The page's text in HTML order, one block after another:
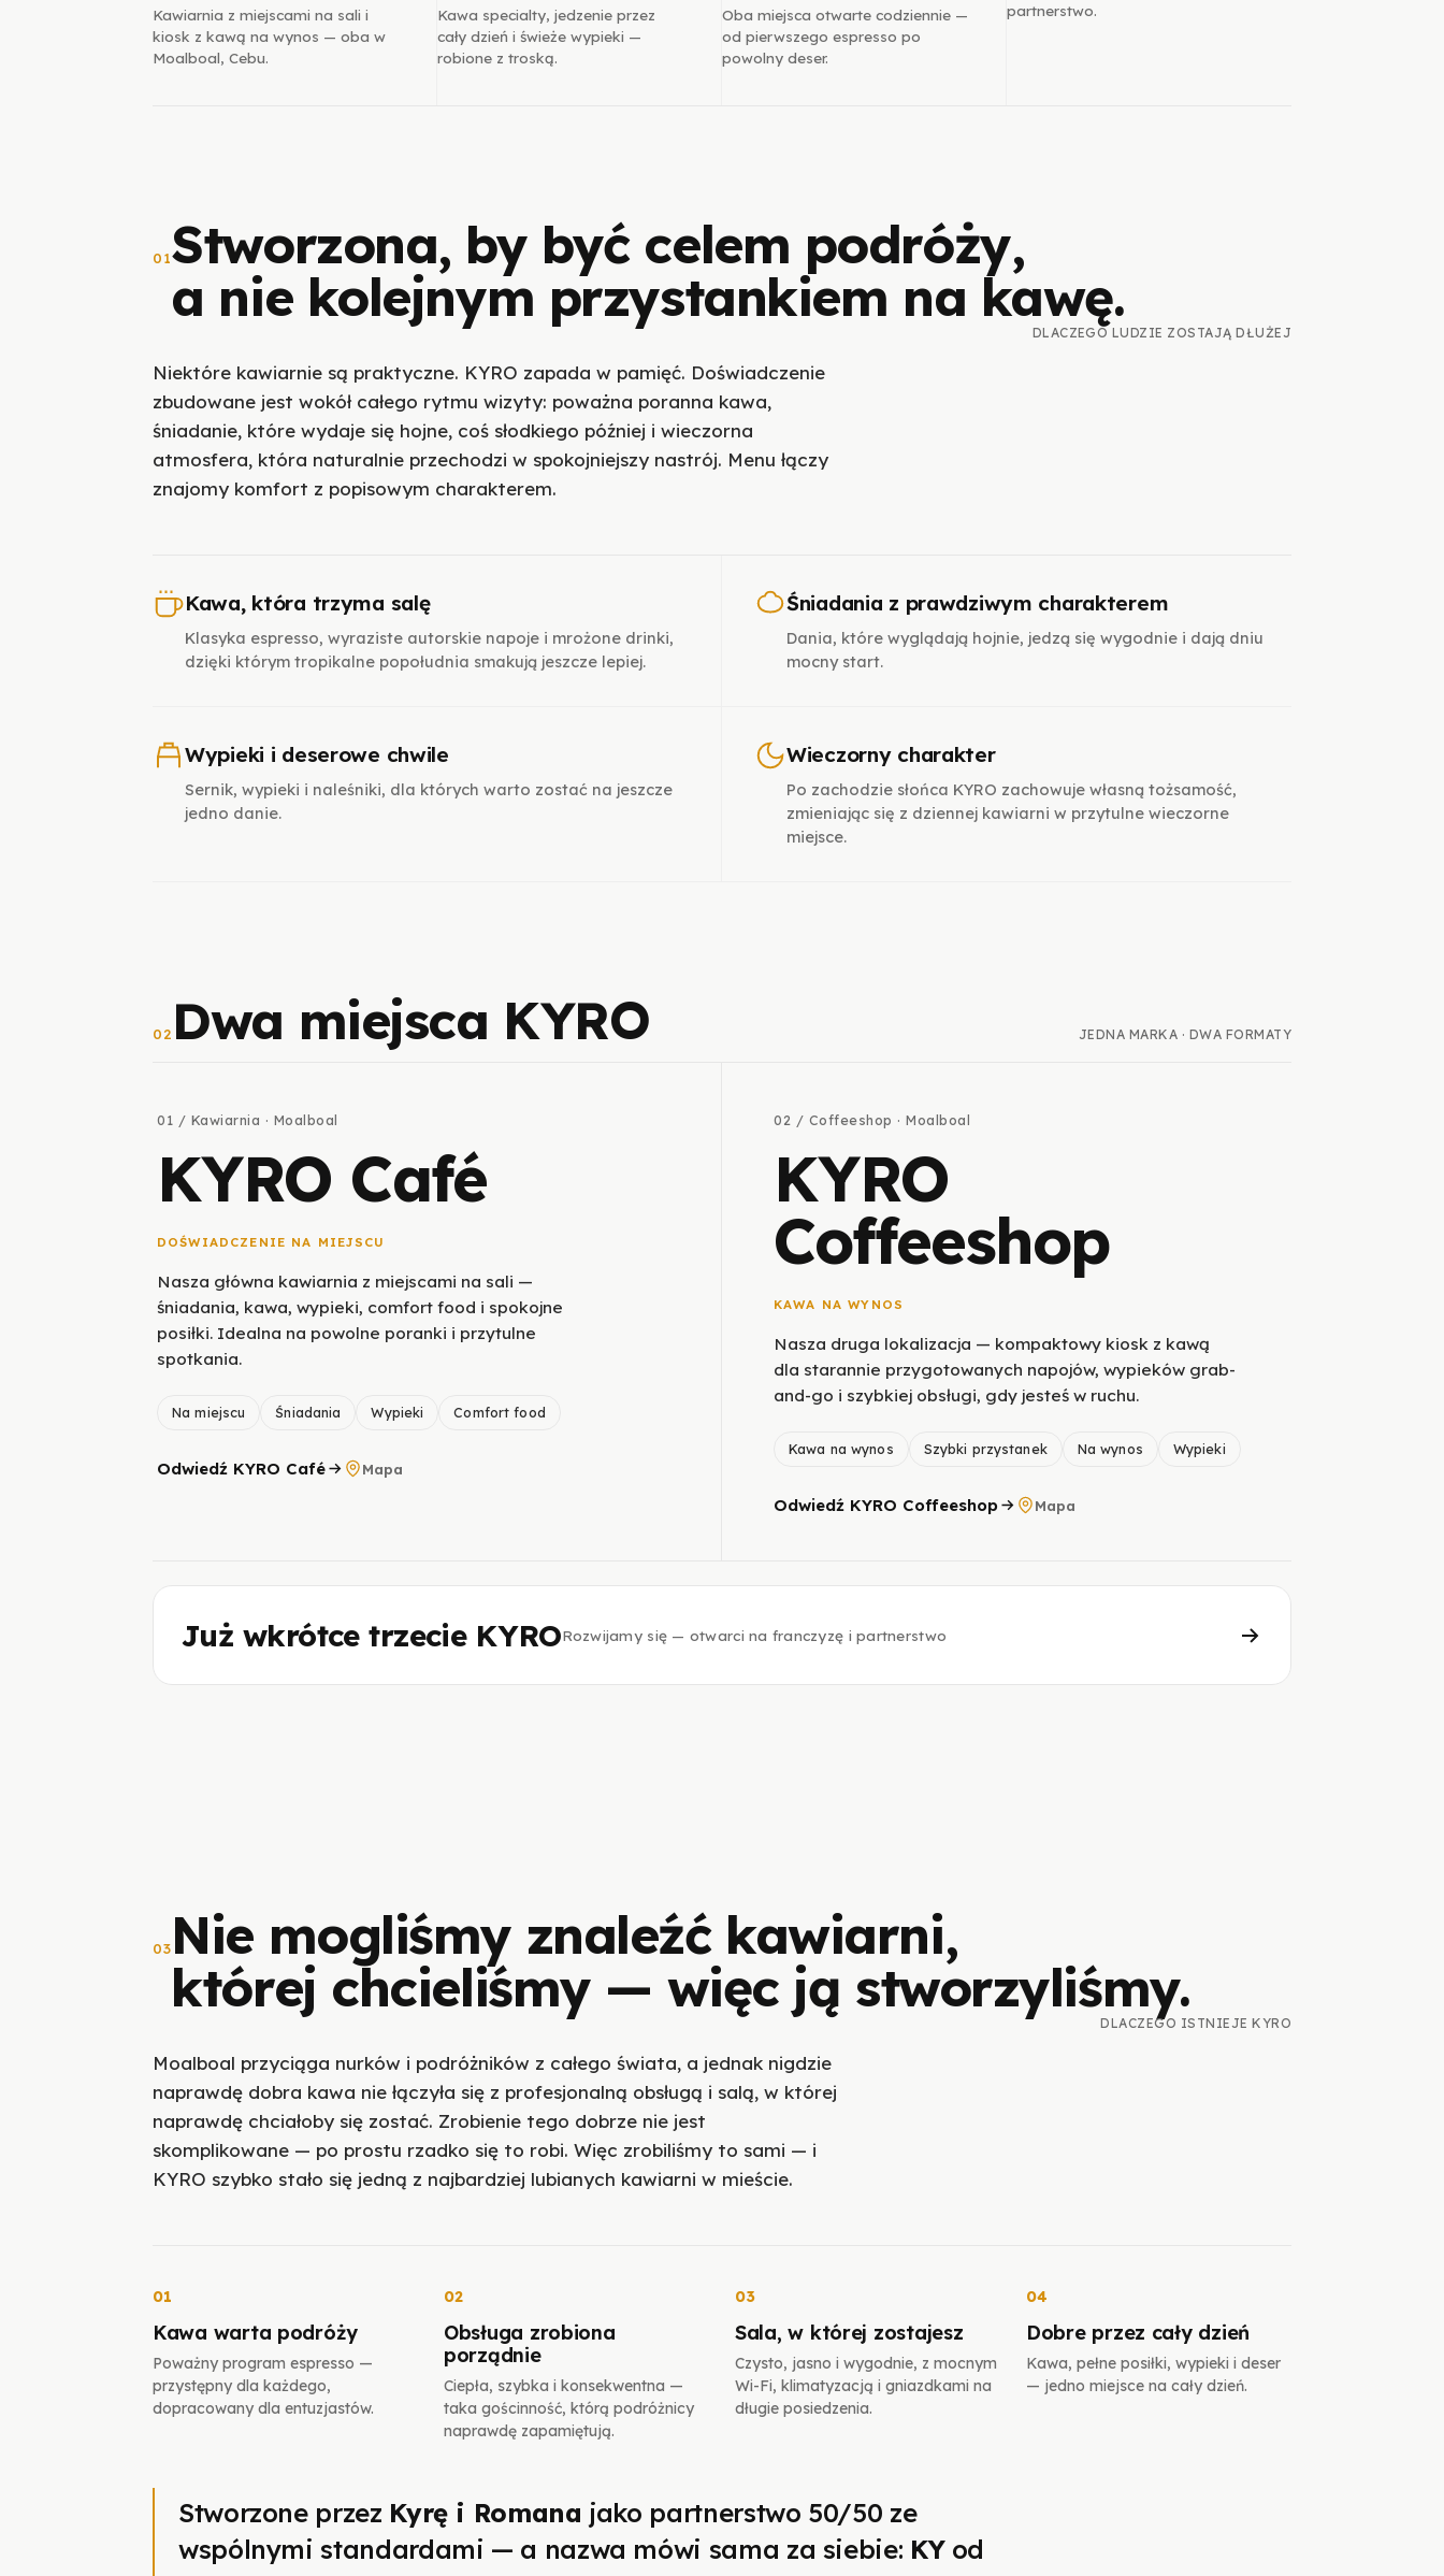
Kawiarnia z miejscami na sali i
kiosk z kawą na wynos — oba w
Moalboal, Cebu.
Kawa specialty, jedzenie przez
cały dzień i świeże wypieki —
robione z troską.
Oba miejsca otwarte codziennie —
od pierwszego espresso po
powolny deser.
partnerstwo.
01Stworzona, by być celem podróży,
a nie kolejnym przystankiem na kawę.
DLACZEGO LUDZIE ZOSTAJĄ DŁUŻEJ
Niektóre kawiarnie są praktyczne. KYRO zapada w pamięć. Doświadczenie
zbudowane jest wokół całego rytmu wizyty: poważna poranna kawa,
śniadanie, które wydaje się hojne, coś słodkiego później i wieczorna
atmosfera, która naturalnie przechodzi w spokojniejszy nastrój. Menu łączy
znajomy komfort z popisowym charakterem.
Kawa, która trzyma salę
Klasyka espresso, wyraziste autorskie napoje i mrożone drinki,
dzięki którym tropikalne popołudnia smakują jeszcze lepiej.
Śniadania z prawdziwym charakterem
Dania, które wyglądają hojnie, jedzą się wygodnie i dają dniu
mocny start.
Wypieki i deserowe chwile
Sernik, wypieki i naleśniki, dla których warto zostać na jeszcze
jedno danie.
Wieczorny charakter
Po zachodzie słońca KYRO zachowuje własną tożsamość,
zmieniając się z dziennej kawiarni w przytulne wieczorne
miejsce.
02 Dwa miejsca KYRO JEDNA MARKA · DWA FORMATY
01 / Kawiarnia · Moalboal
KYRO Café
DOŚWIADCZENIE NA MIEJSCU
Nasza główna kawiarnia z miejscami na sali —
śniadania, kawa, wypieki, comfort food i spokojne
posiłki. Idealna na powolne poranki i przytulne
spotkania.
Na miejscu Śniadania Wypieki Comfort food
Odwiedź KYRO Café Mapa
02 / Coffeeshop · Moalboal
KYRO
Coffeeshop
KAWA NA WYNOS
Nasza druga lokalizacja — kompaktowy kiosk z kawą
dla starannie przygotowanych napojów, wypieków grab-
and-go i szybkiej obsługi, gdy jesteś w ruchu.
Kawa na wynos Szybki przystanek Na wynos Wypieki
Odwiedź KYRO Coffeeshop Mapa
Już wkrótce trzecie KYRORozwijamy się — otwarci na franczyzę i partnerstwo
03 Nie mogliśmy znaleźć kawiarni,
której chcieliśmy — więc ją stworzyliśmy.
DLACZEGO ISTNIEJE KYRO
Moalboal przyciąga nurków i podróżników z całego świata, a jednak nigdzie
naprawdę dobra kawa nie łączyła się z profesjonalną obsługą i salą, w której
naprawdę chciałoby się zostać. Zrobienie tego dobrze nie jest
skomplikowane — po prostu rzadko się to robi. Więc zrobiliśmy to sami — i
KYRO szybko stało się jedną z najbardziej lubianych kawiarni w mieście.
01
Kawa warta podróży
Poważny program espresso —
przystępny dla każdego,
dopracowany dla entuzjastów.
02
Obsługa zrobiona
porządnie
Ciepła, szybka i konsekwentna —
taka gościnność, którą podróżnicy
naprawdę zapamiętują.
03
Sala, w której zostajesz
Czysto, jasno i wygodnie, z mocnym
Wi-Fi, klimatyzacją i gniazdkami na
długie posiedzenia.
04
Dobre przez cały dzień
Kawa, pełne posiłki, wypieki i deser
— jedno miejsce na cały dzień.
Stworzone przez Kyrę i Romana jako partnerstwo 50/50 ze
wspólnymi standardami — a nazwa mówi sama za siebie: KYod